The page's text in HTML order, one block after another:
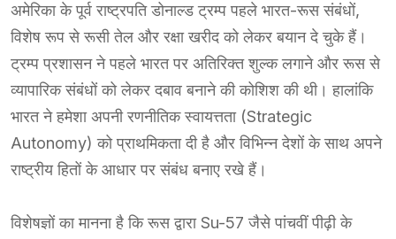
अमेरिका के पूर्व राष्ट्रपति डोनाल्ड ट्रम्प पहले भारत-रूस संबंधों,
विशेष रूप से रूसी तेल और रक्षा खरीद को लेकर बयान दे चुके हैं।
ट्रम्प प्रशासन ने पहले भारत पर अतिरिक्त शुल्क लगाने और रूस से
व्यापारिक संबंधों को लेकर दबाव बनाने की कोशिश की थी। हालांकि
भारत ने हमेशा अपनी रणनीतिक स्वायत्तता (Strategic
Autonomy) को प्राथमिकता दी है और विभिन्न देशों के साथ अपने
राष्ट्रीय हितों के आधार पर संबंध बनाए रखे हैं।
विशेषज्ञों का मानना है कि रूस द्वारा Su-57 जैसे पांचवीं पीढ़ी के